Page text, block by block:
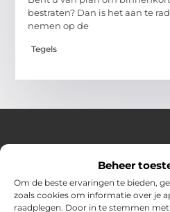
Beheer
Om de beste ervaringen te bieden,
zoals cookies om informatie over je
raadplegen. Door in te stemmen
bestraten? Dan is het aan te
nemen op de
Tegels
Over Huizenplan
Jouw gids voor wooninspiratie
Ontdek een uitgebreide
boordevol handige adviezen en